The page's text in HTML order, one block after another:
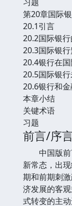
第20章国际
20.1引言
20.2国际银
20.3国际银
20.4银行在
20.5国际银
20.6银行和
本章小结
关键术语
习题
前言/序
中国版前
新常态，出
期和前期刺
济发展的客
式转变的主